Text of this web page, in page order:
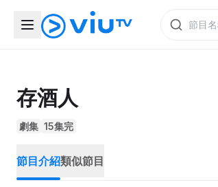
存酒人
劇集 15集完
節目介紹類似節目